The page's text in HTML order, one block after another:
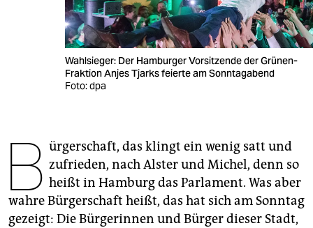
veranstaltungen
genossenschaft
epaper login
Wahlsieger: Der Hamburger Vorsitzende der Grünen-
Fraktion Anjes Tjarks feierte am Sonntagabend
Foto: dpa
B ürgerschaft, das klingt ein wenig satt und
zufrieden, nach Alster und Michel, denn so
heißt in Hamburg das Parlament. Was aber
wahre Bürgerschaft heißt, das hat sich am Sonntag
gezeigt: Die Bürgerinnen und Bürger dieser Stadt,